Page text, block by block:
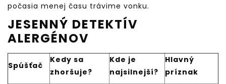
počasia menej času trávime vonku.
JESENNÝ DETEKTÍV
ALERGÉNOV
Spúšťač
Kedy sa
zhoršuje?
Kde je
najsilnejší?
Hlavný
príznak